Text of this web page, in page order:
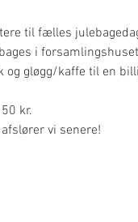
til fælles
i
gløgg/kaffe til en
kr.
vi senere!